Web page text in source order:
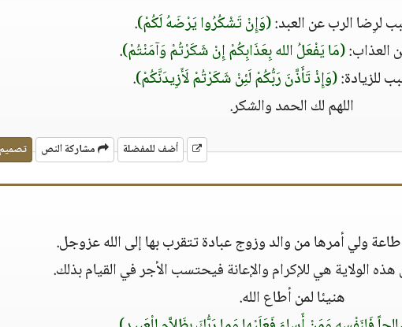
لرِضا الرب عن العبد:(وَإِنْ تَشْكُرُوا يَرْضَهُ لَكُمْ).
العذاب:(مَا يَفْعَلُ الله بِعَذَابِكُمْ إِنْ شَكَرْتُمْ وَآمَنْتُمْ).
للزيادة:(وَإِذْ تَأَذَّنَ رَبُّكُمْ لَئِنْ شَكَرْتُمْ لَأَزِيدَنَّكُمْ).
اللهم لك الحمد والشكر.
أضف للمفضلة مشاركة النص
ولي أمرها من والد وزوج عبادة تتقرب بها إلى الله عزوجل.
الولاية هي للإكرام والإعانة فيحتسب الأجر في القيام بذلك.
هنيئا لمن أطاع الله.